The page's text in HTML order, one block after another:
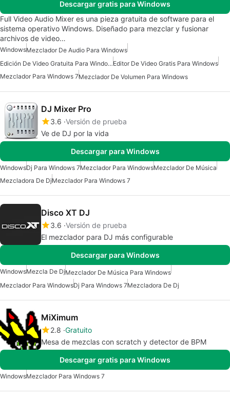
Descargar gratis para Windows
Full Video Audio Mixer es una pieza gratuita de software para el
sistema operativo Windows. Diseñado para mezclar y fusionar
archivos de video…
WindowsMezclador De Audio Para Windows
Edición De Video Gratuita Para WindowsEditor De Video Gratis Para Windows
Mezclador Para Windows 7Mezclador De Volumen Para Windows
DJ Mixer Pro
3.6 Versión de prueba
Ve de DJ por la vida
Descargar para Windows
WindowsDj Para Windows 7Mezclador Para WindowsMezclador De Música
Mezcladora De DjMezclador Para Windows 7
Disco XT DJ
3.6 Versión de prueba
El mezclador para DJ más configurable
Descargar para Windows
WindowsMezcla De DjMezclador De Música Para Windows
Mezclador Para WindowsDj Para Windows 7Mezcladora De Dj
MiXimum
2.8 Gratuito
Mesa de mezclas con scratch y detector de BPM
Descargar gratis para Windows
WindowsMezclador Para Windows 7